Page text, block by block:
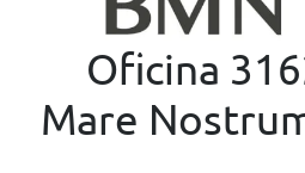
Oficina
Mare